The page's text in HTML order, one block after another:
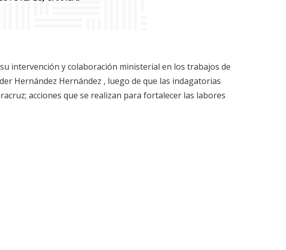
su intervención y colaboración ministerial en los trabajos de
Hernández Hernández , luego de que las indagatorias
acciones que se realizan para fortalecer las labores